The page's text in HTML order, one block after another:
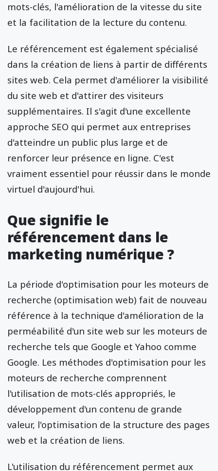
mots-clés, l'amélioration de la vitesse du site
et la facilitation de la lecture du contenu.
Le référencement est également spécialisé
dans la création de liens à partir de différents
sites web. Cela permet d'améliorer la visibilité
du site web et d'attirer des visiteurs
supplémentaires. Il s'agit d'une excellente
approche SEO qui permet aux entreprises
d'atteindre un public plus large et de
renforcer leur présence en ligne. C'est
vraiment essentiel pour réussir dans le monde
virtuel d'aujourd'hui.
Que signifie le
référencement dans le
marketing numérique ?
La période d'optimisation pour les moteurs de
recherche (optimisation web) fait de nouveau
référence à la technique d'amélioration de la
perméabilité d'un site web sur les moteurs de
recherche tels que Google et Yahoo comme
Google. Les méthodes d'optimisation pour les
moteurs de recherche comprennent
l'utilisation de mots-clés appropriés, le
développement d'un contenu de grande
valeur, l'optimisation de la structure des pages
web et la création de liens.
L'utilisation du référencement permet aux